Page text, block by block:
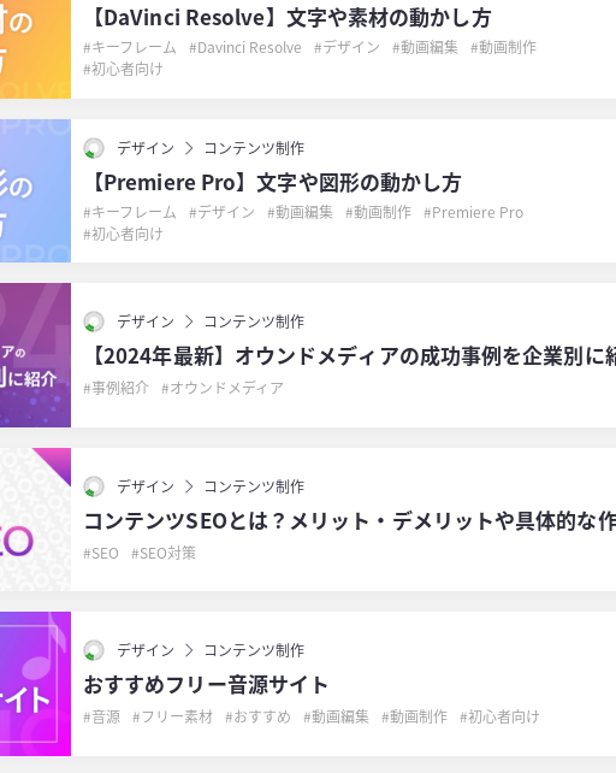
【DaVinci Resolve】文字や素材の動かし方
キーフレーム Davinci Resolve デザイン 動画編集
動画制作
初心者向け
デザイン コンテンツ制作
【Premiere Pro】文字や図形の動かし方
キーフレーム デザイン 動画編集 動画制作
Premiere Pro
初心者向け
デザイン コンテンツ制作
【2024年最新】オウンドメディアの成功事例を企業別に
事例紹介 オウンドメディア
デザイン コンテンツ制作
コンテンツSEOとは？メリット・デメリットや具体的な
SEO SEO対策
デザイン コンテンツ制作
おすすめフリー音源サイト
音源 フリー素材 おすすめ 動画編集 動画制作 初心者向け